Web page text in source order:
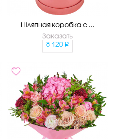
Шляпная коробка с ...
Заказать
8 120